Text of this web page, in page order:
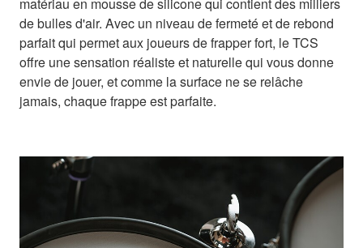
de bulles d'air. Avec un niveau de fermeté et de rebond
parfait qui permet aux joueurs de frapper fort, le TCS
offre une sensation réaliste et naturelle qui vous donne
envie de jouer, et comme la surface ne se relâche
jamais, chaque frappe est parfaite.